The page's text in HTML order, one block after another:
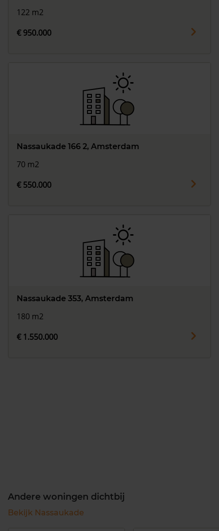
122 m2
€ 950.000
Nassaukade 166 2, Amsterdam
70 m2
€ 550.000
Nassaukade 353, Amsterdam
180 m2
€ 1.550.000
Andere woningen dichtbij
Bekijk Nassaukade